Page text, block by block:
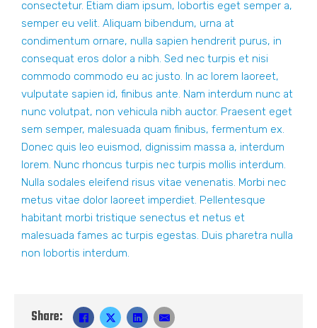
consectetur. Etiam diam ipsum, lobortis eget semper a,
semper eu velit. Aliquam bibendum, urna at
condimentum ornare, nulla sapien hendrerit purus, in
consequat eros dolor a nibh. Sed nec turpis et nisi
commodo commodo eu ac justo. In ac lorem laoreet,
vulputate sapien id, finibus ante. Nam interdum nunc at
nunc volutpat, non vehicula nibh auctor. Praesent eget
sem semper, malesuada quam finibus, fermentum ex.
Donec quis leo euismod, dignissim massa a, interdum
lorem. Nunc rhoncus turpis nec turpis mollis interdum.
Nulla sodales eleifend risus vitae venenatis. Morbi nec
metus vitae dolor laoreet imperdiet. Pellentesque
habitant morbi tristique senectus et netus et
malesuada fames ac turpis egestas. Duis pharetra nulla
non lobortis interdum.
Share: